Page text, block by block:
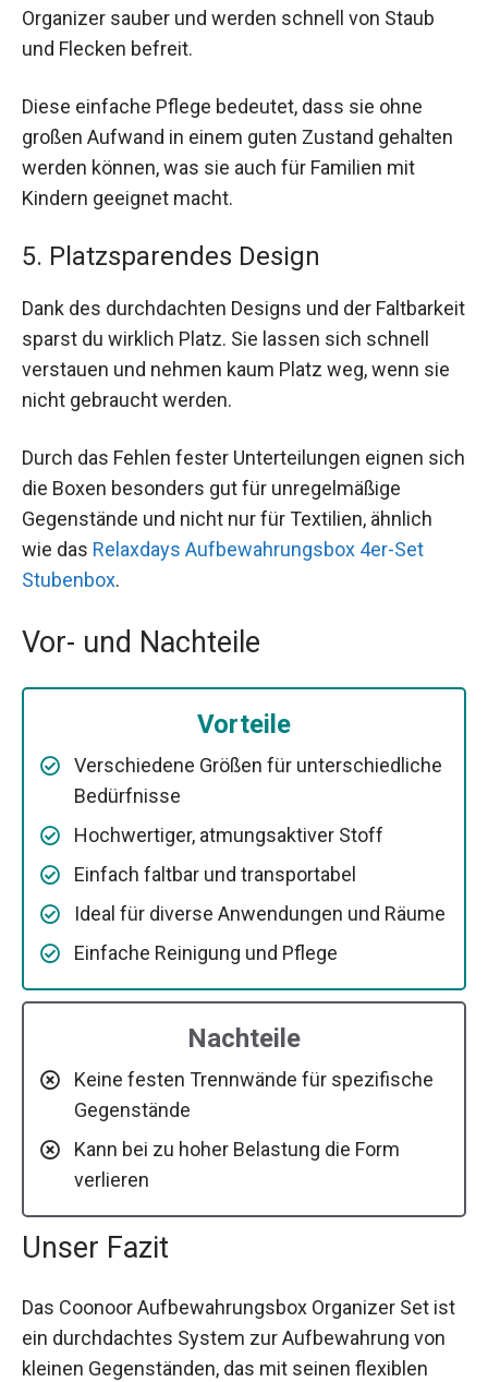
Organizer sauber und werden schnell von Staub
und Flecken befreit.
Diese einfache Pflege bedeutet, dass sie ohne
großen Aufwand in einem guten Zustand gehalten
werden können, was sie auch für Familien mit
Kindern geeignet macht.
5. Platzsparendes Design
Dank des durchdachten Designs und der Faltbarkeit
sparst du wirklich Platz. Sie lassen sich schnell
verstauen und nehmen kaum Platz weg, wenn sie
nicht gebraucht werden.
Durch das Fehlen fester Unterteilungen eignen sich
die Boxen besonders gut für unregelmäßige
Gegenstände und nicht nur für Textilien, ähnlich
wie das Relaxdays Aufbewahrungsbox 4er-Set
Stubenbox.
Vor- und Nachteile
Vorteile
Verschiedene Größen für unterschiedliche
Bedürfnisse
Hochwertiger, atmungsaktiver Stoff
Einfach faltbar und transportabel
Ideal für diverse Anwendungen und Räume
Einfache Reinigung und Pflege
Nachteile
Keine festen Trennwände für spezifische
Gegenstände
Kann bei zu hoher Belastung die Form
verlieren
Unser Fazit
Das Coonoor Aufbewahrungsbox Organizer Set ist
ein durchdachtes System zur Aufbewahrung von
kleinen Gegenständen, das mit seinen flexiblen